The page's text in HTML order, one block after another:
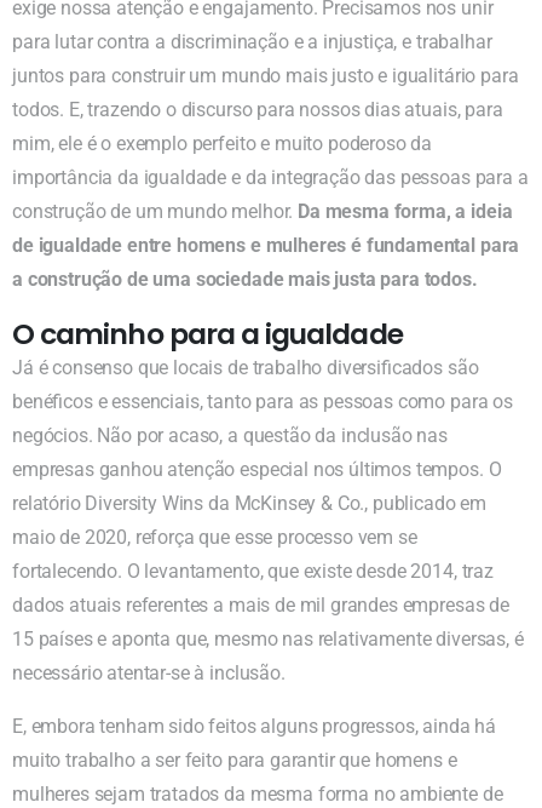
exige nossa atenção e engajamento. Precisamos nos unir
para lutar contra a discriminação e a injustiça, e trabalhar
juntos para construir um mundo mais justo e igualitário para
todos. E, trazendo o discurso para nossos dias atuais, para
mim, ele é o exemplo perfeito e muito poderoso da
importância da igualdade e da integração das pessoas para a
construção de um mundo melhor. Da mesma forma, a ideia
de igualdade entre homens e mulheres é fundamental para
a construção de uma sociedade mais justa para todos.
O caminho para a igualdade
Já é consenso que locais de trabalho diversificados são
benéficos e essenciais, tanto para as pessoas como para os
negócios. Não por acaso, a questão da inclusão nas
empresas ganhou atenção especial nos últimos tempos. O
relatório Diversity Wins da McKinsey & Co., publicado em
maio de 2020, reforça que esse processo vem se
fortalecendo. O levantamento, que existe desde 2014, traz
dados atuais referentes a mais de mil grandes empresas de
15 países e aponta que, mesmo nas relativamente diversas, é
necessário atentar-se à inclusão.
E, embora tenham sido feitos alguns progressos, ainda há
muito trabalho a ser feito para garantir que homens e
mulheres sejam tratados da mesma forma no ambiente de